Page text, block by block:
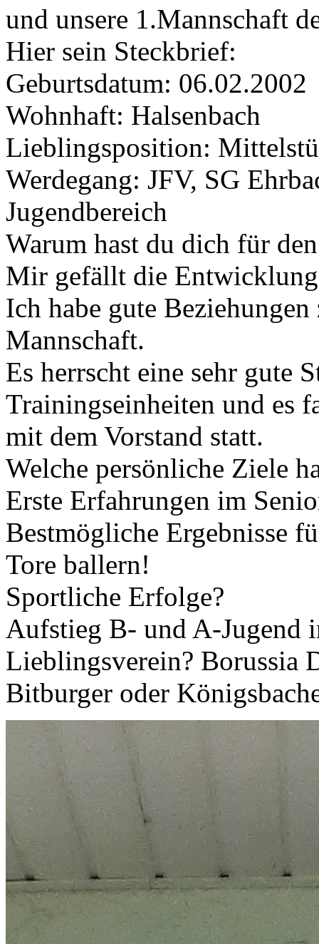
und unsere 1.Mannschaft
Hier sein Steckbrief:
Geburtsdatum: 06.02.2002
Wohnhaft: Halsenbach
Lieblingsposition:
Werdegang: JFV, SG
Jugendbereich
Warum hast du dich für
Mir gefällt die Entwicklung
Ich habe gute
Mannschaft.
Es herrscht eine sehr gute
Trainingseinheiten und es
mit dem Vorstand statt.
Welche persönliche Ziele
Erste Erfahrungen im
Bestmögliche Ergebnisse
Tore ballern!
Sportliche Erfolge?
Aufstieg B- und A-Jugend
Lieblingsverein? Borussia
Bitburger oder